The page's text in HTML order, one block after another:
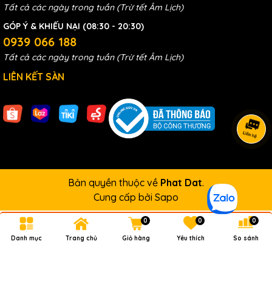
Tất cả các ngày trong tuần (Trừ tết Âm Lịch)
GÓP Ý & KHIẾU NẠI (08:30 - 20:30)
0939 066 188
Tất cả các ngày trong tuần (Trừ tết Âm Lịch)
LIÊN KẾT SÀN
Bản quyền thuộc về Phat Dat.
Cung cấp bởi Sapo
Danh mục Trang chủ Giỏ hàng
0
Yêu thích
0
So sánh
0